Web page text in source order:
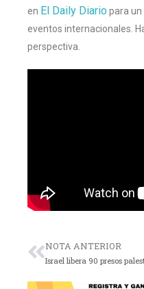
en El Daily Diariopara un
eventos internacionales.
perspectiva.
NOTA ANTERIOR